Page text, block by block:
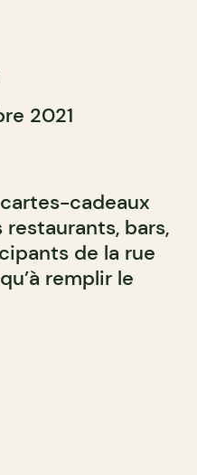
2021
cadeaux
restaurants, bars,
de la rue
remplir le